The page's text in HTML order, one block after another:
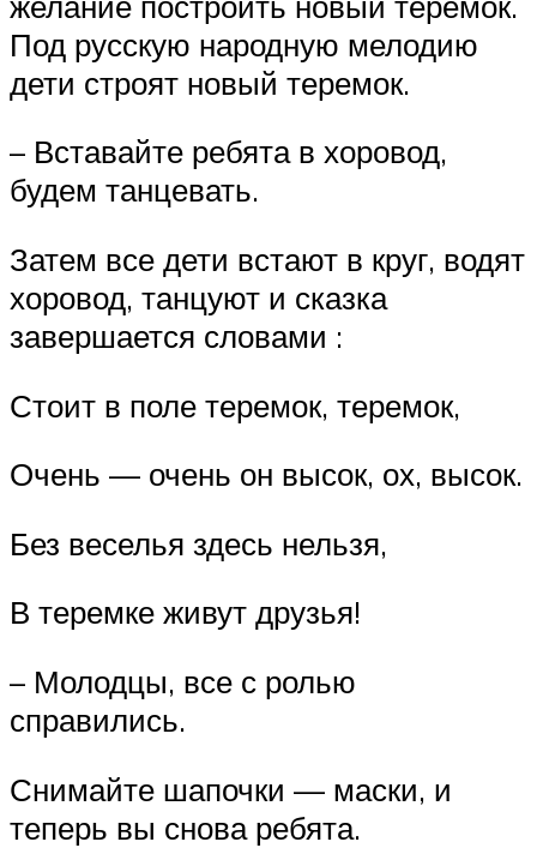
Под русскую народную мелодию
дети строят новый теремок.
– Вставайте ребята в хоровод,
будем танцевать.
Затем все дети встают в круг, водят
хоровод, танцуют и сказка
завершается словами :
Стоит в поле теремок, теремок,
Очень — очень он высок, ох, высок.
Без веселья здесь нельзя,
В теремке живут друзья!
– Молодцы, все с ролью
справились.
Снимайте шапочки — маски, и
теперь вы снова ребята.